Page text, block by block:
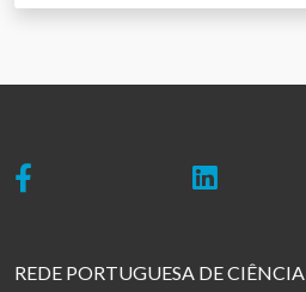
REDE PORTUGUESA DE